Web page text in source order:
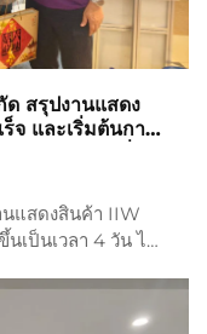
ด สรุปงานแสดง
จ และเริ่มต้นการ
แสดงสินค้า IIW
นเป็นเวลา 4 วัน ได้
งไฉ่ เมทัล โปรดักส์
ฑ์เฟอร์นิเจอร์แผ่น